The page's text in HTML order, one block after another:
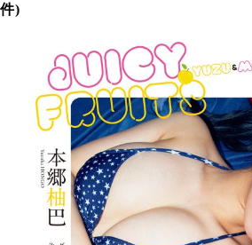
件)